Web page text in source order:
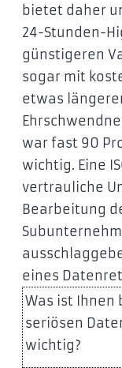
bietet daher
24-Stunden-
günstigeren
sogar mit
etwas
war fast 90
wichtig. Eine
vertrauliche
Bearbeitung
eines
Was ist Ihnen
seriösen
wichtig?